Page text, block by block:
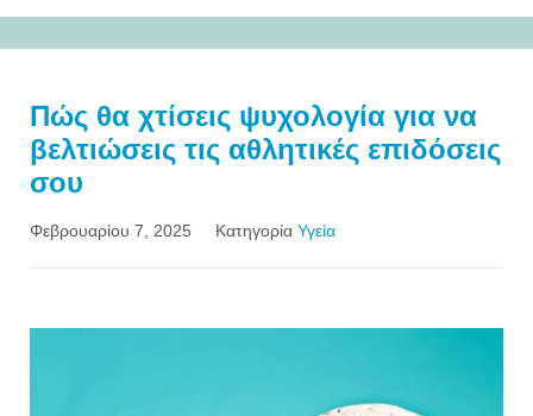
Πώς θα χτίσεις ψυχολογία για να
βελτιώσεις τις αθλητικές επιδόσεις
σου
Φεβρουαρίου 7, 2025 Κατηγορία Υγεία